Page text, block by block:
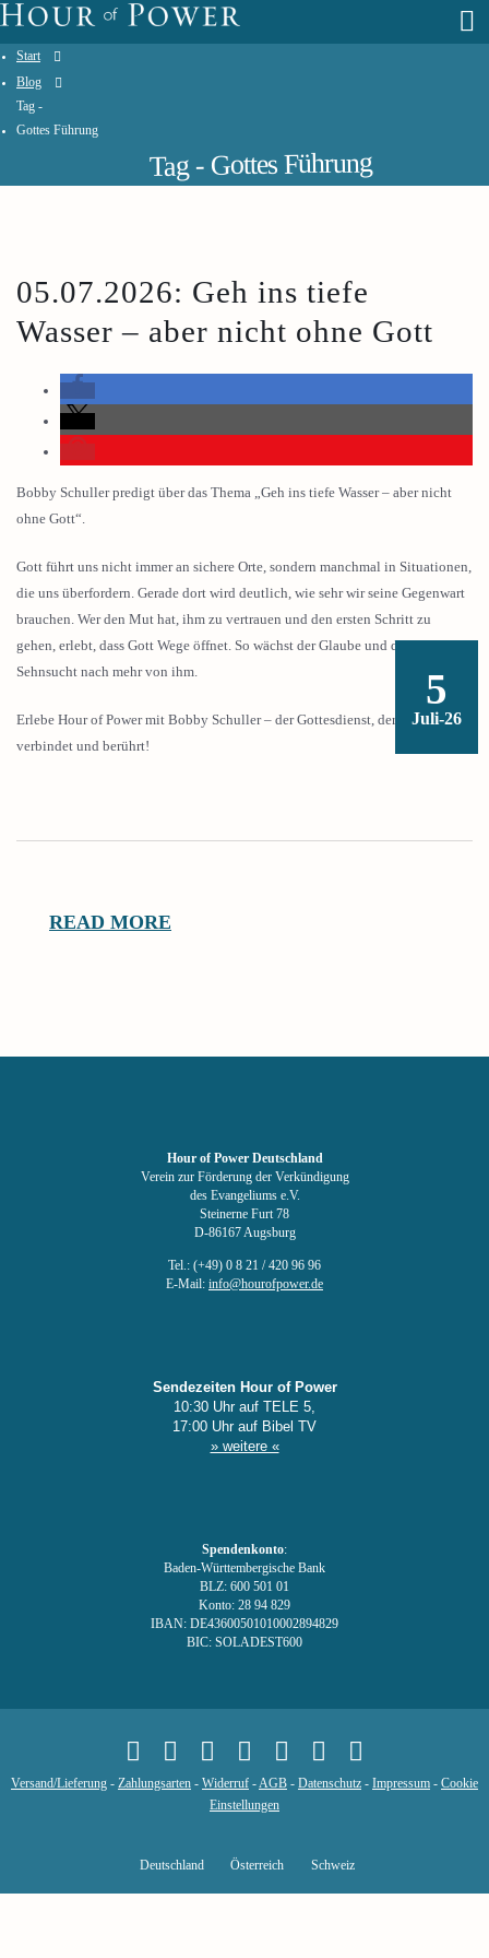
Start
Blog
Tag -
Gottes Führung
Tag - Gottes Führung
5
Juli-26
05.07.2026: Geh ins tiefe
Wasser – aber nicht ohne Gott
Bobby Schuller predigt über das Thema „Geh ins tiefe Wasser – aber nicht
ohne Gott“.
Gott führt uns nicht immer an sichere Orte, sondern manchmal in Situationen,
die uns überfordern. Gerade dort wird deutlich, wie sehr wir seine Gegenwart
brauchen. Wer den Mut hat, ihm zu vertrauen und den ersten Schritt zu
gehen, erlebt, dass Gott Wege öffnet. So wächst der Glaube und die
Sehnsucht nach mehr von ihm.
Erlebe Hour of Power mit Bobby Schuller – der Gottesdienst, der ermutigt,
verbindet und berührt!
READ MORE
Hour of Power Deutschland
Verein zur Förderung der Verkündigung
des Evangeliums e.V.
Steinerne Furt 78
D-86167 Augsburg
Tel.: (+49) 0 8 21 / 420 96 96
E-Mail: info@hourofpower.de
Sendezeiten Hour of Power
10:30 Uhr auf TELE 5,
17:00 Uhr auf Bibel TV
» weitere «
Spendenkonto:
Baden-Württembergische Bank
BLZ: 600 501 01
Konto: 28 94 829
IBAN: DE43600501010002894829
BIC: SOLADEST600
Versand/Lieferung - Zahlungsarten - Widerruf -AGB - Datenschutz - Impressum - Cookie
Einstellungen
Deutschland Österreich Schweiz